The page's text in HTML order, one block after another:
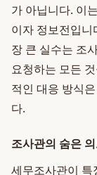
가 아닙니다. 이
이자 정보전입
장 큰 실수는 조
요청하는 모든
적인 대응 방식
다.
조사관의 숨은
세무조사관이 특